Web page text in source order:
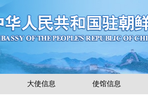
大使信息 使馆信息